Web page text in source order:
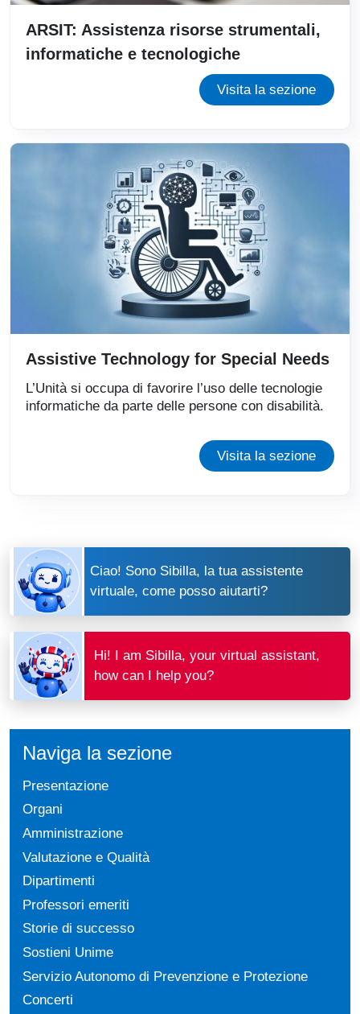
ARSIT: Assistenza risorse strumentali,
informatiche e tecnologiche
Visita la sezione
Assistive Technology for Special Needs
L’Unità si occupa di favorire l’uso delle tecnologie
informatiche da parte delle persone con disabilità.
Visita la sezione
Ciao! Sono Sibilla, la tua assistente
virtuale, come posso aiutarti?
Hi! I am Sibilla, your virtual assistant,
how can I help you?
Naviga la sezione
Presentazione
Organi
Amministrazione
Valutazione e Qualità
Dipartimenti
Professori emeriti
Storie di successo
Sostieni Unime
Servizio Autonomo di Prevenzione e Protezione
Concerti